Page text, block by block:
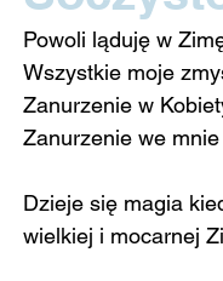
Powoli ląduję w
Wszystkie moje
Zanurzenie w
Zanurzenie we
Dzieje się magia
wielkiej i mocarnej